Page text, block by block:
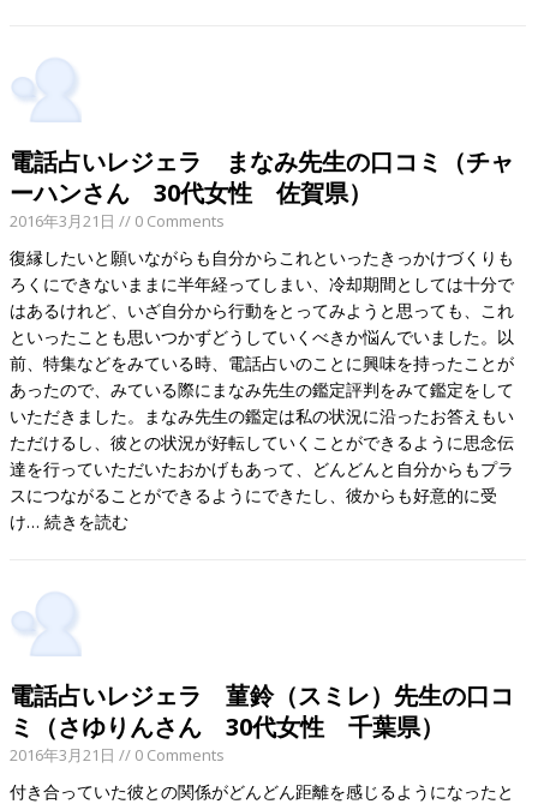
電話占いレジェラ まなみ先生の口コミ（チャ
ーハンさん 30代女性 佐賀県）
2016年3月21日 // 0 Comments
復縁したいと願いながらも自分からこれといったきっかけづくりも
ろくにできないままに半年経ってしまい、冷却期間としては十分で
はあるけれど、いざ自分から行動をとってみようと思っても、これ
といったことも思いつかずどうしていくべきか悩んでいました。以
前、特集などをみている時、電話占いのことに興味を持ったことが
あったので、みている際にまなみ先生の鑑定評判をみて鑑定をして
いただきました。まなみ先生の鑑定は私の状況に沿ったお答えもい
ただけるし、彼との状況が好転していくことができるように思念伝
達を行っていただいたおかげもあって、どんどんと自分からもプラ
スにつながることができるようにできたし、彼からも好意的に受
け…続きを読む
電話占いレジェラ 菫鈴（スミレ）先生の口コ
ミ（さゆりんさん 30代女性 千葉県）
2016年3月21日 // 0 Comments
付き合っていた彼との関係がどんどん距離を感じるようになったと